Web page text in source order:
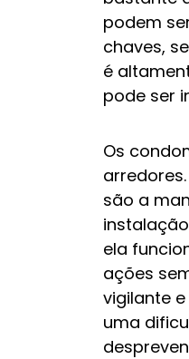
podem
chaves,
é
pode ser
Os
são a
ela
ações
vigilante
uma